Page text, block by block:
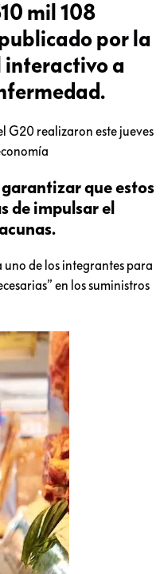
mil 108
por la
interactivo a
G20 realizaron este jueves
que estos
de impulsar el
de los integrantes para
en los suministros